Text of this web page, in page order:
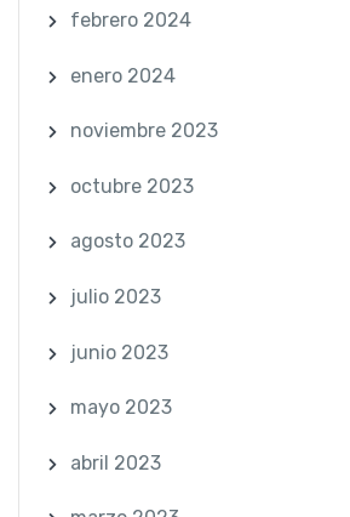
febrero 2024
enero 2024
noviembre 2023
octubre 2023
agosto 2023
julio 2023
junio 2023
mayo 2023
abril 2023